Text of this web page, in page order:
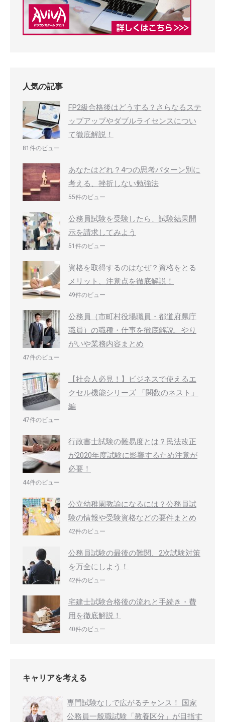
人気の記事
FP2級合格後はどうする？さらなるステ
ップアップやダブルライセンスについ
て徹底解説！
81件のビュー
あなたはどれ？4つの思考パターン別に
考える、挫折しない勉強法
55件のビュー
公務員試験を受験したら、試験結果開
示を請求してみよう
51件のビュー
資格を取得するのはなぜ？資格をとる
メリット、注意点を徹底解説！
49件のビュー
公務員（市町村役場職員・都道府県庁
職員）の職種・仕事を徹底解説。やり
がいや業務内容まとめ
47件のビュー
【社会人必見！】ビジネスで使えるエ
クセル機能シリーズ 「関数のネスト」
編
47件のビュー
行政書士試験の難易度とは？民法改正
が2020年度試験に影響するため注意が
必要！
44件のビュー
公立幼稚園教諭になるには？公務員試
験の情報や受験資格などの要件まとめ
42件のビュー
公務員試験の最後の難関、2次試験対策
を万全にしよう！
42件のビュー
宅建士試験合格後の流れと手続き・費
用を徹底解説！
40件のビュー
キャリアを考える
専門試験なしで広がるチャンス！ 国家
公務員一般職試験「教養区分」が目指す